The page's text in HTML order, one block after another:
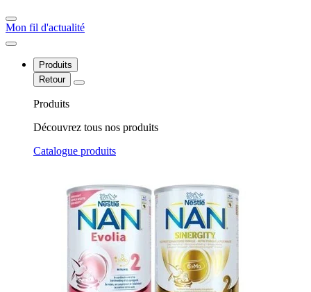
Mon fil d'actualité
Produits
Retour
Produits
Découvrez tous nos produits
Catalogue produits